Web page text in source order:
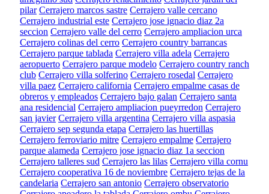
pilar Cerrajero marcos sastre Cerrajero valle cercano
Cerrajero industrial este Cerrajero jose ignacio diaz 2a
seccion Cerrajero valle del cerro Cerrajero ampliacion urca
Cerrajero colinas del cerro Cerrajero country barrancas
Cerrajero parque tablada Cerrajero villa adela Cerrajero
aeropuerto Cerrajero parque modelo Cerrajero country ranch
club Cerrajero villa solferino Cerrajero rosedal Cerrajero
villa paez Cerrajero california Cerrajero empalme casas de
obreros y empleados Cerrajero bajo galan Cerrajero santa
ana residencial Cerrajero ampliacion pueyrredon Cerrajero
san javier Cerrajero villa argentina Cerrajero villa aspasia
Cerrajero sep segunda etapa Cerrajero las huertillas
Cerrajero ferroviario mitre Cerrajero empalme Cerrajero
parque alameda Cerrajero jose ignacio diaz 1a seccion
Cerrajero talleres sud Cerrajero las lilas Cerrajero villa cornu
Cerrajero cooperativa 16 de noviembre Cerrajero tejas de la
candelaria Cerrajero san antonio Cerrajero observatorio